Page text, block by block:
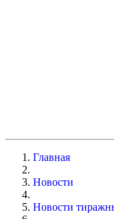
Главная
Новости
Новости